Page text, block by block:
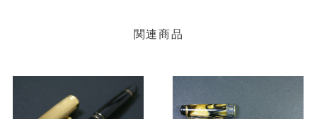
関連商品